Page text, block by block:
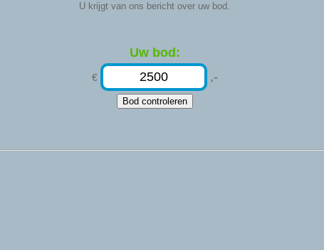
U krijgt van ons bericht over uw bod.
Uw bod:
€ ,-